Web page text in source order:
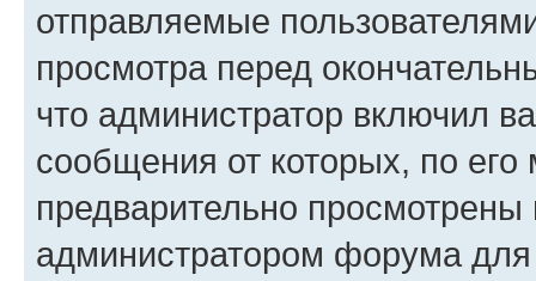
отправляемые
просмотра перед
что администратор включил
сообщения от которых, по
предварительно
администратором форума